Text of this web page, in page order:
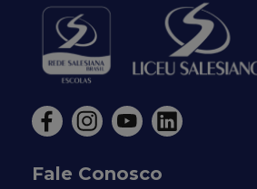
Fale Conosco